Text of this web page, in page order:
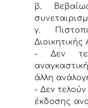
β.
γ.
- Δεν
άλλη
- Δεν
έκδοσης